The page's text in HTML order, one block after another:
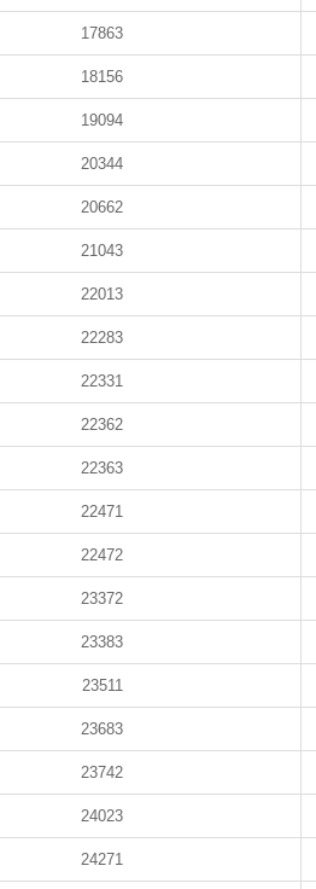
17863
18156
19094
20344
20662
21043
22013
22283
22331
22362
22363
22471
22472
23372
23383
23511
23683
23742
24023
24271